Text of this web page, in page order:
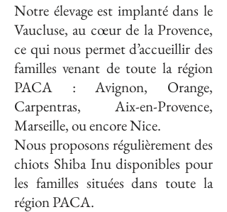
Notre élevage est implanté dans le
Vaucluse, au cœur de la Provence,
ce qui nous permet d’accueillir des
familles venant de toute la région
PACA : Avignon, Orange,
Carpentras, Aix-en-Provence,
Marseille, ou encore Nice.
Nous proposons régulièrement des
chiots Shiba Inu disponibles pour
les familles situées dans toute la
région PACA.